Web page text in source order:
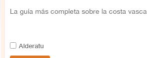
La guía más completa sobre la costa vasca
Alderatu